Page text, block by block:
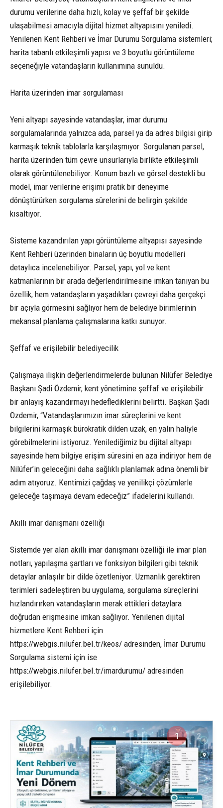
durumu verilerine daha hızlı, kolay ve şeffaf bir şekilde
ulaşabilmesi amacıyla dijital hizmet altyapısını yeniledi.
Yenilenen Kent Rehberi ve İmar Durumu Sorgulama sistemleri;
harita tabanlı etkileşimli yapısı ve 3 boyutlu görüntüleme
seçeneğiyle vatandaşların kullanımına sunuldu.
Harita üzerinden imar sorgulaması
Yeni altyapı sayesinde vatandaşlar, imar durumu
sorgulamalarında yalnızca ada, parsel ya da adres bilgisi girip
karmaşık teknik tablolarla karşılaşmıyor. Sorgulanan parsel,
harita üzerinden tüm çevre unsurlarıyla birlikte etkileşimli
olarak görüntülenebiliyor. Konum bazlı ve görsel destekli bu
model, imar verilerine erişimi pratik bir deneyime
dönüştürürken sorgulama sürelerini de belirgin şekilde
kısaltıyor.
Sisteme kazandırılan yapı görüntüleme altyapısı sayesinde
Kent Rehberi üzerinden binaların üç boyutlu modelleri
detaylıca incelenebiliyor. Parsel, yapı, yol ve kent
katmanlarının bir arada değerlendirilmesine imkan tanıyan bu
özellik, hem vatandaşların yaşadıkları çevreyi daha gerçekçi
bir açıyla görmesini sağlıyor hem de belediye birimlerinin
mekansal planlama çalışmalarına katkı sunuyor.
Şeffaf ve erişilebilir belediyecilik
Çalışmaya ilişkin değerlendirmelerde bulunan Nilüfer Belediye
Başkanı Şadi Özdemir, kent yönetimine şeffaf ve erişilebilir
bir anlayış kazandırmayı hedeflediklerini belirtti. Başkan Şadi
Özdemir, “Vatandaşlarımızın imar süreçlerini ve kent
bilgilerini karmaşık bürokratik dilden uzak, en yalın haliyle
görebilmelerini istiyoruz. Yenilediğimiz bu dijital altyapı
sayesinde hem bilgiye erişim süresini en aza indiriyor hem de
Nilüfer’in geleceğini daha sağlıklı planlamak adına önemli bir
adım atıyoruz. Kentimizi çağdaş ve yenilikçi çözümlerle
geleceğe taşımaya devam edeceğiz” ifadelerini kullandı.
Akıllı imar danışmanı özelliği
Sistemde yer alan akıllı imar danışmanı özelliği ile imar plan
notları, yapılaşma şartları ve fonksiyon bilgileri gibi teknik
detaylar anlaşılır bir dilde özetleniyor. Uzmanlık gerektiren
terimleri sadeleştiren bu uygulama, sorgulama süreçlerini
hızlandırırken vatandaşların merak ettikleri detaylara
doğrudan erişmesine imkan sağlıyor. Yenilenen dijital
hizmetlere Kent Rehberi için
https://webgis.nilufer.bel.tr/keos/ adresinden, İmar Durumu
Sorgulama sistemi için ise
https://webgis.nilufer.bel.tr/imardurumu/ adresinden
erişilebiliyor.
1 2